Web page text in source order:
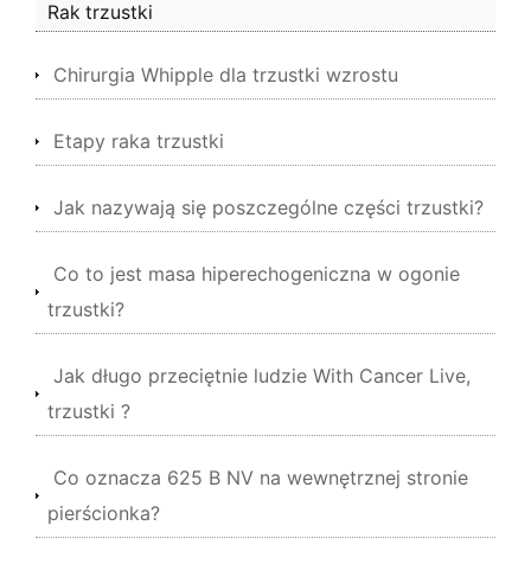
Rak trzustki
Chirurgia Whipple dla trzustki wzrostu
Etapy raka trzustki
Jak nazywają się poszczególne części trzustki?
Co to jest masa hiperechogeniczna w ogonie
trzustki?
Jak długo przeciętnie ludzie With Cancer Live,
trzustki ?
Co oznacza 625 B NV na wewnętrznej stronie
pierścionka?